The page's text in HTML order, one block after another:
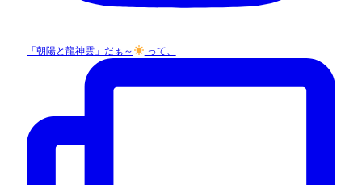
「朝陽と龍神雲」だぁ～ って、